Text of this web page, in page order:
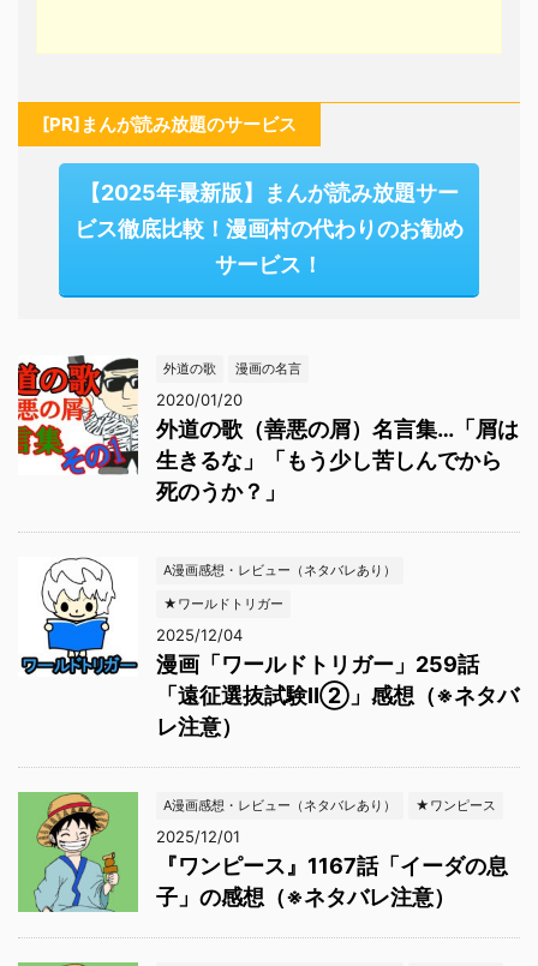
[PR]まんが読み放題のサービス
【2025年最新版】まんが読み放題サー
ビス徹底比較！漫画村の代わりのお勧め
サービス！
外道の歌 漫画の名言
2020/01/20
外道の歌（善悪の屑）名言集…「屑は
生きるな」「もう少し苦しんでから
死のうか？」
A漫画感想・レビュー（ネタバレあり）
★ワールドトリガー
2025/12/04
漫画「ワールドトリガー」259話
「遠征選抜試験Ⅱ②」感想（※ネタバ
レ注意）
A漫画感想・レビュー（ネタバレあり） ★ワンピース
2025/12/01
『ワンピース』1167話「イーダの息
子」の感想（※ネタバレ注意）